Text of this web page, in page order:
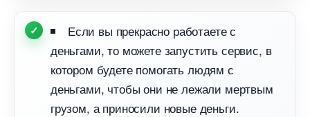
Если вы прекрасно работаете с
деньгами, то можете запустить сервис,
котором будете помогать людям с
деньгами, чтобы они не лежали мертвым
рузом, а приносили новые деньги.